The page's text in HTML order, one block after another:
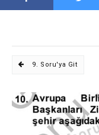
9. Soru'ya Git